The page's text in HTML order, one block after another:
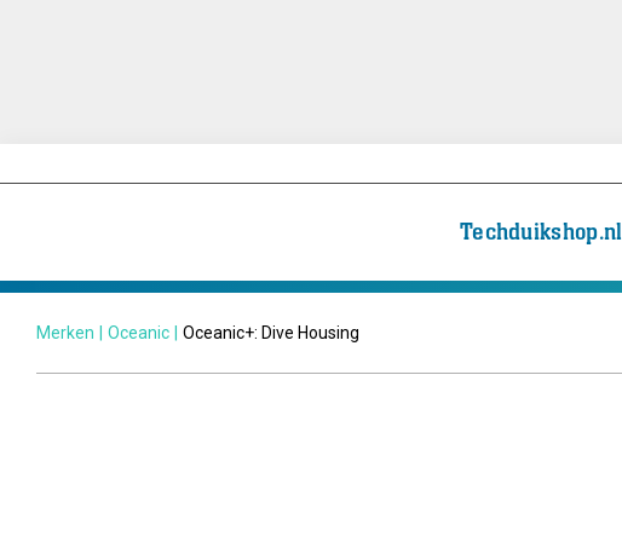
Techduikshop.nl
Merken Oceanic Oceanic+: Dive Housing